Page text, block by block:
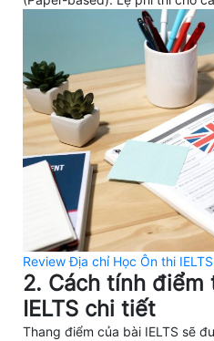
Review Địa chỉ Học Ôn thi
2. Cách tính điểm
IELTS chi tiết
Thang điểm của bài IELTS sẽ